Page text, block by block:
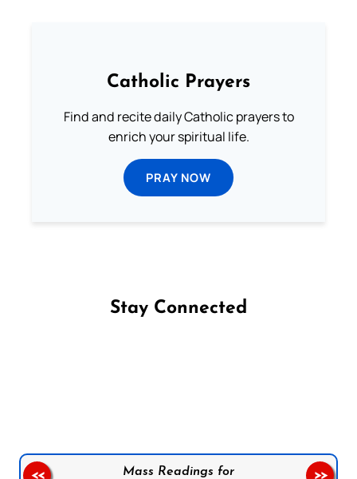
Catholic Prayers
Find and recite daily Catholic prayers to
enrich your spiritual life.
PRAY NOW
Stay Connected
Mass Readings for
<< >>